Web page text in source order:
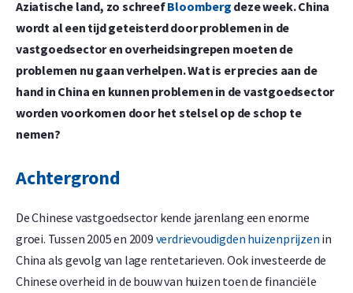
Aziatische land, zo schreefBloomberg deze week. China
wordt al een tijd geteisterd door problemen in de
vastgoedsector en overheidsingrepen moeten de
problemen nu gaan verhelpen. Wat is er precies aan de
hand in China en kunnen problemen in de vastgoedsector
worden voorkomen door het stelsel op de schop te
nemen?
Achtergrond
De Chinese vastgoedsector kende jarenlang een enorme
groei. Tussen 2005 en 2009 verdrievoudigden huizenprijzen in
China als gevolg van lage rentetarieven. Ook investeerde de
Chinese overheid in de bouw van huizen toen de financiële